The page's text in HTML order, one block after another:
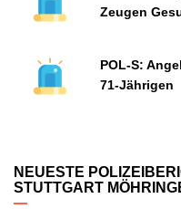
Zeugen
POL-S:
71-Jährigen
NEUESTE
STUTTGART